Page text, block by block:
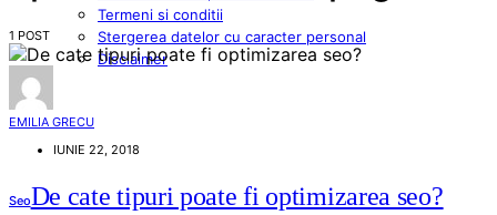
Termeni si conditii
Stergerea datelor cu caracter personal
Disclaimer
1 POST
EMILIA GRECU
IUNIE 22, 2018
SeoDe cate tipuri poate fi optimizarea seo?